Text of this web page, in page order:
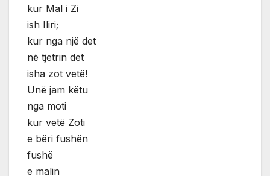
kur Mal i Zi
ish Iliri;
kur nga një det
në tjetrin det
isha zot vetë!
Unë jam këtu
nga moti
kur vetë Zoti
e bëri fushën
fushë
e malin